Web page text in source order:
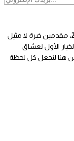
، مقدمين خبرة لا مثيل
الأول لعشاق
نحن هنا لنجعل كل لحظة